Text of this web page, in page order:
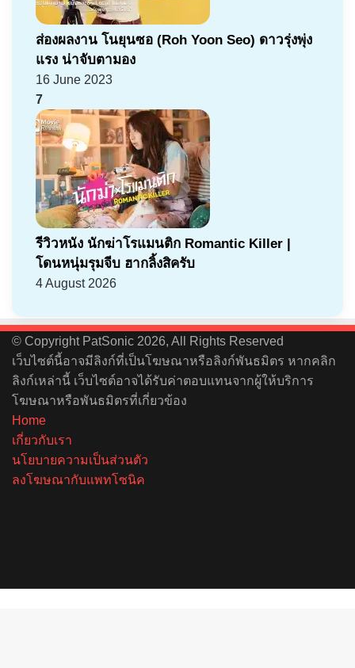
ส่องผลงาน โนยุนซอ (Roh Yoon Seo) ดาวรุ่งพุ่ง
แรง น่าจับตามอง
16 June 2023
7
รีวิวหนัง นักฆ่าโรแมนติก Romantic Killer |
โดนหนุ่มรุมจีบ ฮากลิ้งสิครับ
4 August 2026
© Copyright PatSonic 2026, All Rights Reserved
เว็บไซต์นี้อาจมีลิงก์ที่เป็นโฆษณาหรือลิงก์พันธมิตร หากคลิก
ลิงก์เหล่านี้ เว็บไซต์อาจได้รับค่าตอบแทนจากผู้ให้บริการ
โฆษณาหรือพันธมิตรที่เกี่ยวข้อง
Home
เกี่ยวกับเรา
นโยบายความเป็นส่วนตัว
ลงโฆษณากับแพทโซนิค